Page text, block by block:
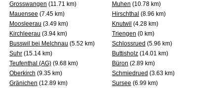
Grosswangen (11.71 km) Muhen (10.78 km)
Mauensee (7.45 km) Hirschthal (8.96 km)
Moosleerau (3.49 km) Knutwil (4.28 km)
Kirchleerau (3.94 km) Triengen (0 km)
Busswil bei Melchnau (5.52 km) Schlossrued (5.96 km)
Suhr (15.14 km) Buttisholz (14.01 km)
Teufenthal (AG) (9.68 km) Büron (2.89 km)
Oberkirch (9.35 km) Schmiedrued (3.63 km)
Gränichen (12.89 km) Sursee (6.99 km)